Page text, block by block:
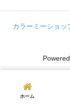
カラーミーショッ
ホーム